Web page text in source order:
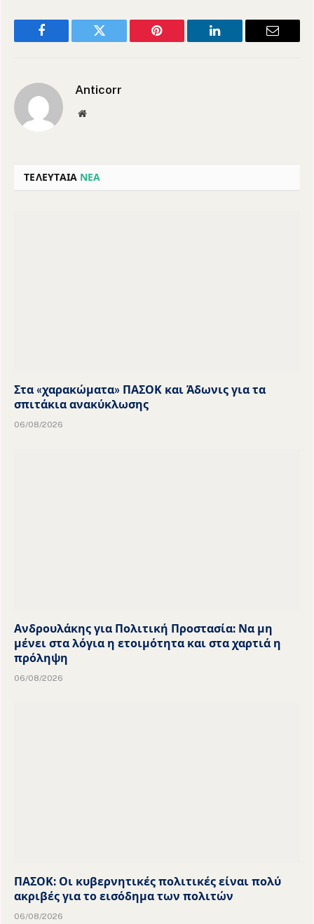
Facebook Twitter Pinterest LinkedIn Email
Anticorr
Website
ΤΕΛΕΥΤΑΙΑ ΝΕΑ
Στα «χαρακώματα» ΠΑΣΟΚ και Άδωνις για τα
σπιτάκια ανακύκλωσης
06/08/2026
Ανδρουλάκης για Πολιτική Προστασία: Να μη
μένει στα λόγια η ετοιμότητα και στα χαρτιά η
πρόληψη
06/08/2026
ΠΑΣΟΚ: Οι κυβερνητικές πολιτικές είναι πολύ
ακριβές για το εισόδημα των πολιτών
06/08/2026